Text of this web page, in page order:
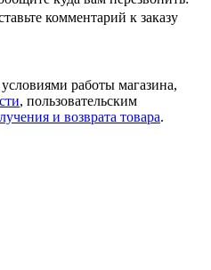
комментарий к заказу
работы магазина,
, пользовательским
и возврата товара.